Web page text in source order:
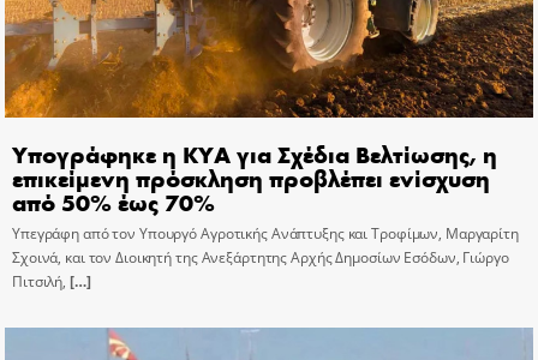
Υπογράφηκε η ΚΥΑ για Σχέδια Βελτίωσης, η
επικείμενη πρόσκληση προβλέπει ενίσχυση
από 50% έως 70%
Υπεγράφη από τον Υπουργό Αγροτικής Ανάπτυξης και Τροφίμων, Μαργαρίτη
Σχοινά, και τον Διοικητή της Ανεξάρτητης Αρχής Δημοσίων Εσόδων, Γιώργο
Πιτσιλή, […]